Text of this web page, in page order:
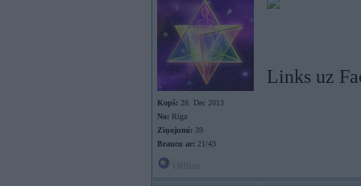
Kopš: 28. Dec 2013
No: Rīga
Ziņojumi: 39
Braucu ar: 21/43
Links uz